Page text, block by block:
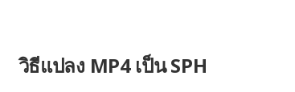
วิธีแปลง MP4 เป็น SPH